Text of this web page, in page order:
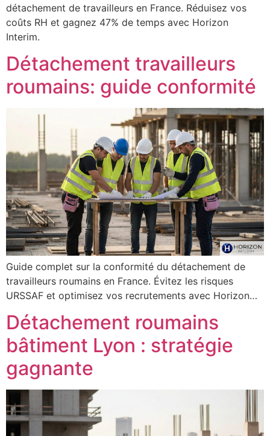
détachement de travailleurs en France. Réduisez vos
coûts RH et gagnez 47% de temps avec Horizon
Interim.
Détachement travailleurs
roumains: guide conformité
Guide complet sur la conformité du détachement de
travailleurs roumains en France. Évitez les risques
URSSAF et optimisez vos recrutements avec Horizon…
Détachement roumains
bâtiment Lyon : stratégie
gagnante